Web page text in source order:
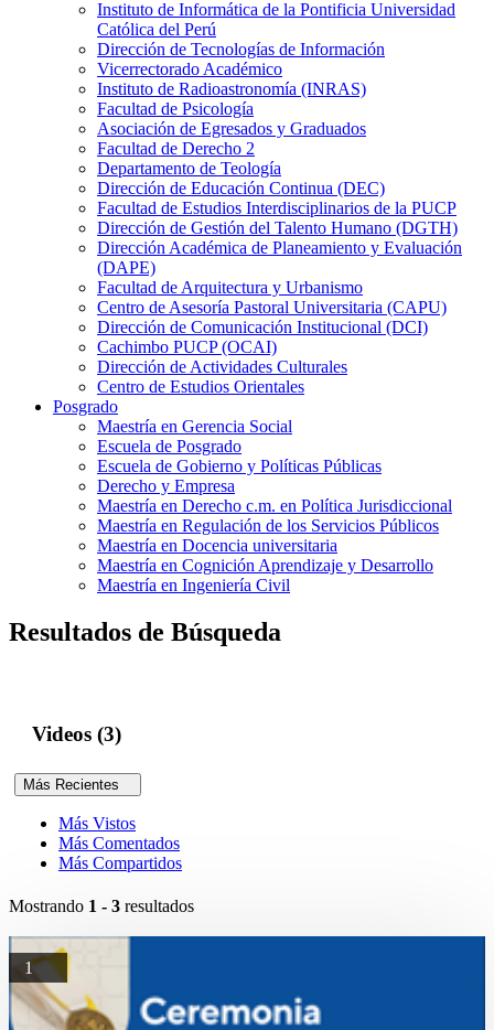
Instituto de Informática de la Pontificia Universidad
Católica del Perú
Dirección de Tecnologías de Información
Vicerrectorado Académico
Instituto de Radioastronomía (INRAS)
Facultad de Psicología
Asociación de Egresados y Graduados
Facultad de Derecho 2
Departamento de Teología
Dirección de Educación Continua (DEC)
Facultad de Estudios Interdisciplinarios de la PUCP
Dirección de Gestión del Talento Humano (DGTH)
Dirección Académica de Planeamiento y Evaluación
(DAPE)
Facultad de Arquitectura y Urbanismo
Centro de Asesoría Pastoral Universitaria (CAPU)
Dirección de Comunicación Institucional (DCI)
Cachimbo PUCP (OCAI)
Dirección de Actividades Culturales
Centro de Estudios Orientales
Posgrado
Maestría en Gerencia Social
Escuela de Posgrado
Escuela de Gobierno y Políticas Públicas
Derecho y Empresa
Maestría en Derecho c.m. en Política Jurisdiccional
Maestría en Regulación de los Servicios Públicos
Maestría en Docencia universitaria
Maestría en Cognición Aprendizaje y Desarrollo
Maestría en Ingeniería Civil
Resultados de Búsqueda
Videos (3)
Más Recientes
Más Vistos
Más Comentados
Más Compartidos
Mostrando 1 - 3 resultados
1